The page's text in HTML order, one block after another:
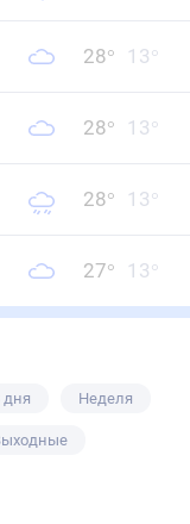
28° 13°
28° 13°
28° 13°
27° 13°
дня Неделя